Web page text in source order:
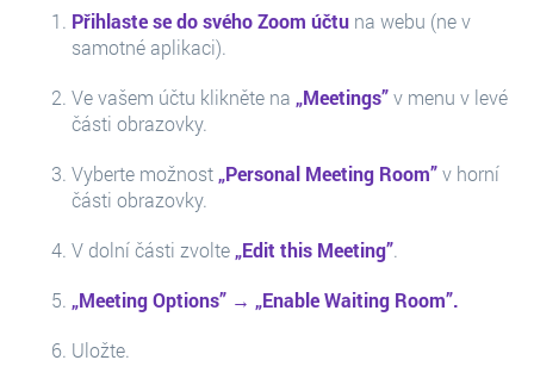
Přihlaste se do svého Zoom účtu na webu (ne v
samotné aplikaci).
Ve vašem účtu klikněte na „Meetings”v menu v levé
části obrazovky.
Vyberte možnost„Personal Meeting Room”v horní
části obrazovky.
V dolní části zvolte„Edit this Meeting”.
„Meeting Options” → „Enable Waiting Room”.
Uložte.